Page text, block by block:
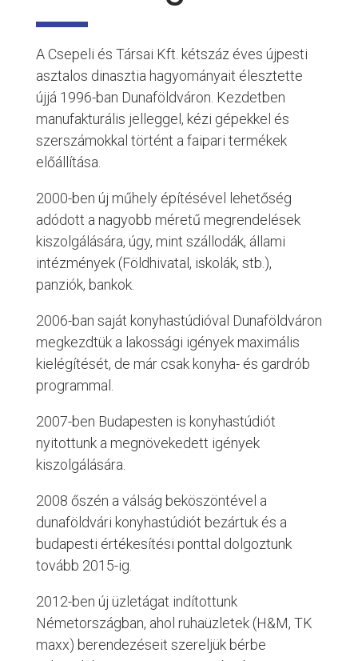
A Csepeli és Társai Kft. kétszáz éves újpesti
asztalos dinasztia hagyományait élesztette
újjá 1996-ban Dunaföldváron. Kezdetben
manufakturális jelleggel, kézi gépekkel és
szerszámokkal történt a faipari termékek
előállítása.
2000-ben új műhely építésével lehetőség
adódott a nagyobb méretű megrendelések
kiszolgálására, úgy, mint szállodák, állami
intézmények (Földhivatal, iskolák, stb.),
panziók, bankok.
2006-ban saját konyhastúdióval Dunaföldváron
megkezdtük a lakossági igények maximális
kielégítését, de már csak konyha- és gardrób
programmal.
2007-ben Budapesten is konyhastúdiót
nyitottunk a megnövekedett igények
kiszolgálására.
2008 őszén a válság beköszöntével a
dunaföldvári konyhastúdiót bezártuk és a
budapesti értékesítési ponttal dolgoztunk
tovább 2015-ig.
2012-ben új üzletágat indítottunk
Németországban, ahol ruhaüzletek (H&M, TK
maxx) berendezéseit szereljük bérbe